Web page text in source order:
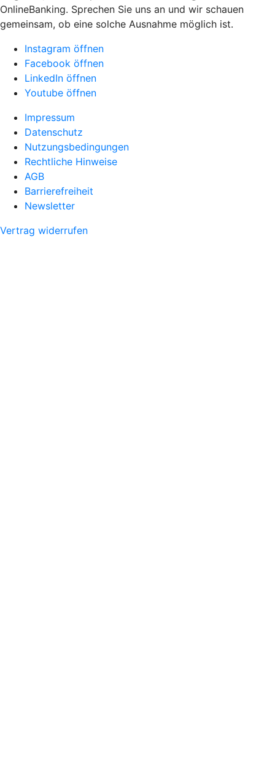
OnlineBanking. Sprechen Sie uns an und wir schauen
gemeinsam, ob eine solche Ausnahme möglich ist.
Instagram öffnen
Facebook öffnen
LinkedIn öffnen
Youtube öffnen
Impressum
Datenschutz
Nutzungsbedingungen
Rechtliche Hinweise
AGB
Barrierefreiheit
Newsletter
Vertrag widerrufen